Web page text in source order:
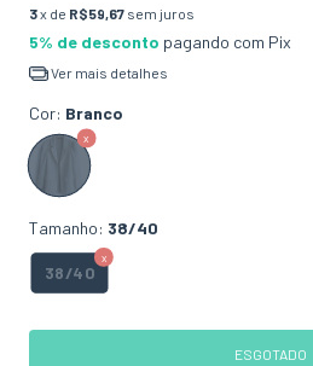
3x de R$59,67 sem juros
5% de desconto pagando com Pix
Ver mais detalhes
Cor: Branco
Tamanho: 38/40
38/40